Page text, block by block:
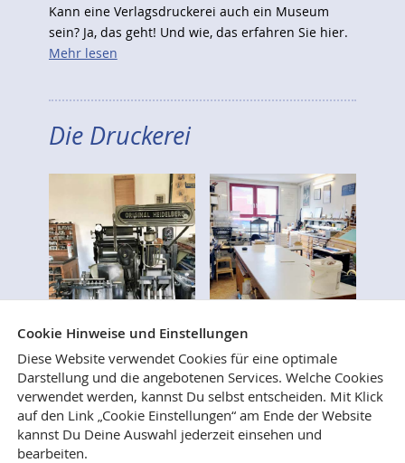
Kann eine Verlagsdruckerei auch ein Museum
sein? Ja, das geht! Und wie, das erfahren Sie hier.
Mehr lesen
Die Druckerei
Wer immer schon mal wissen wollte, wie Bücher
gesetzt, gedruckt und gebunden werden, ist
herzlich eingeladen, uns in unseren Verlags- und
Cookie Hinweise und Einstellungen
Diese Website verwendet Cookies für eine optimale
Darstellung und die angebotenen Services. Welche Cookies
verwendet werden, kannst Du selbst entscheiden. Mit Klick
auf den Link „Cookie Einstellungen“ am Ende der Website
kannst Du Deine Auswahl jederzeit einsehen und
bearbeiten.